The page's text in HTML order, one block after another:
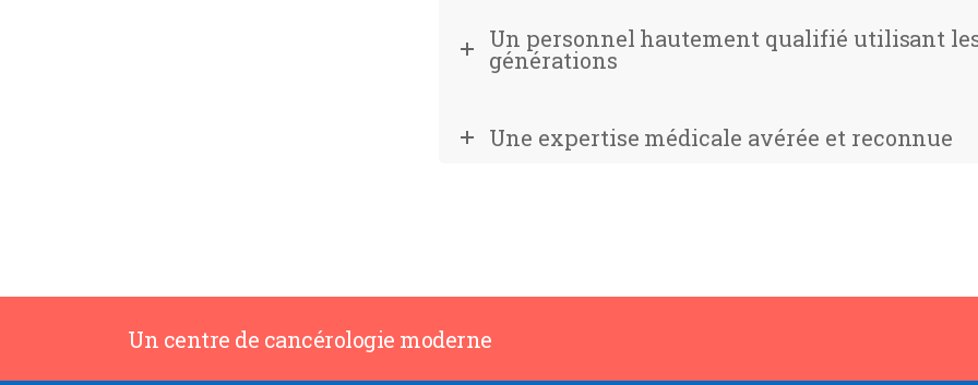
Un personnel hautement qualifié utilisant
générations
Une expertise médicale avérée et reconnue
Un centre de cancérologie moderne